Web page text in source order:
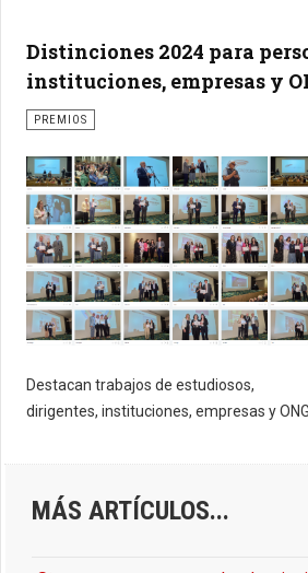
Distinciones 2024 para
instituciones, empresas y
PREMIOS
Destacan trabajos de estudiosos,
dirigentes, instituciones, empresas y ONG.
MÁS ARTÍCULOS...